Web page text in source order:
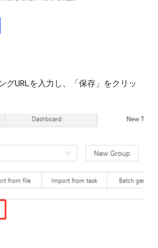
グURLを入力し、「保存」をクリッ